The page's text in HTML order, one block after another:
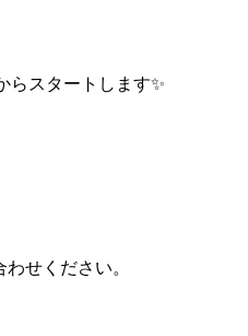
らスタートします✨
せください。